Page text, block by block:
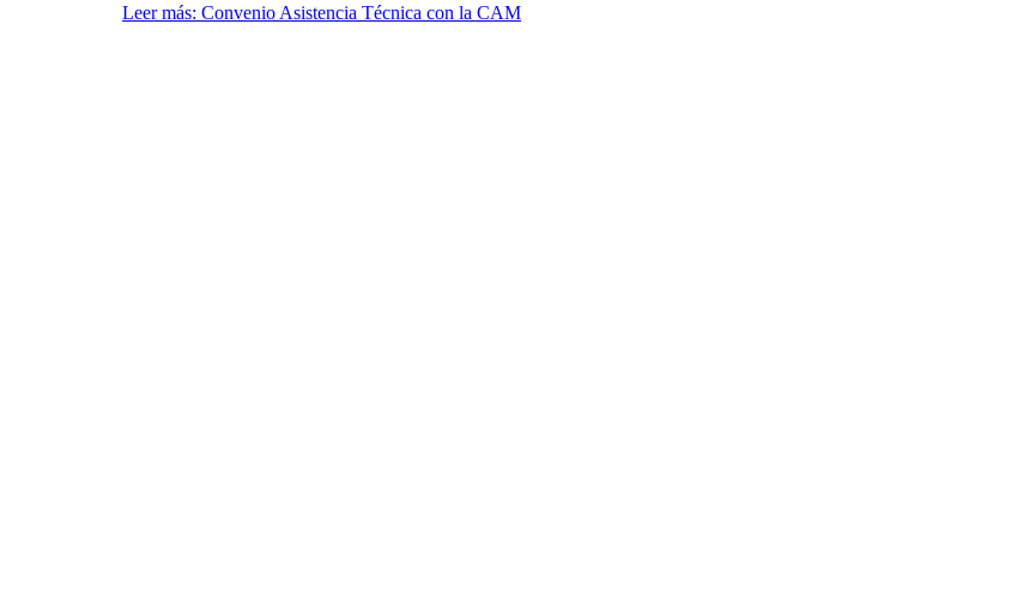
Leer más: Convenio Asistencia Técnica con la CAM